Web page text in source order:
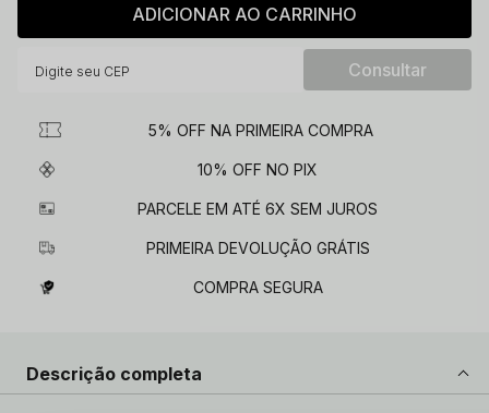
ADICIONAR AO CARRINHO
5% OFF NA PRIMEIRA COMPRA
10% OFF NO PIX
PARCELE EM ATÉ 6X SEM JUROS
PRIMEIRA DEVOLUÇÃO GRÁTIS
COMPRA SEGURA
Descrição completa